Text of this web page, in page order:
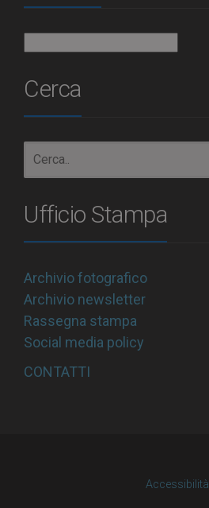
Cerca
Ufficio Stampa
Archivio fotografico
Archivio newsletter
Rassegna stampa
Social media policy
CONTATTI
Accessibilità